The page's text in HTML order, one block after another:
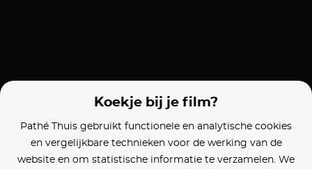
Koekje bij je film?
Pathé Thuis gebruikt functionele en analytische cookies
en vergelijkbare technieken voor de werking van de
website en om statistische informatie te verzamelen. We